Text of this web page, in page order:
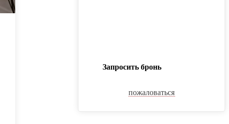
Запросить бронь
пожаловаться